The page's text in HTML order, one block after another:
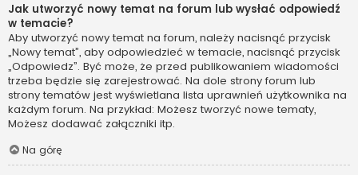
Jak utworzyć nowy temat na forum lub wysłać odpowiedź
w temacie?
Aby utworzyć nowy temat na forum, należy nacisnąć przycisk
„Nowy temat”, aby odpowiedzieć w temacie, nacisnąć przycisk
„Odpowiedz”. Być może, że przed publikowaniem wiadomości
trzeba będzie się zarejestrować. Na dole strony forum lub
strony tematów jest wyświetlana lista uprawnień użytkownika na
każdym forum. Na przykład: Możesz tworzyć nowe tematy,
Możesz dodawać załączniki itp.
Na górę